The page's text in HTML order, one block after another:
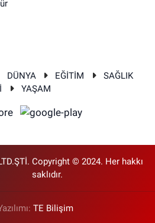
DÜNYA EĞİTİM
SAĞLIK
YAŞAM
Copyright © 2024. Her hakkı
saklıdır.
TE Bilişim